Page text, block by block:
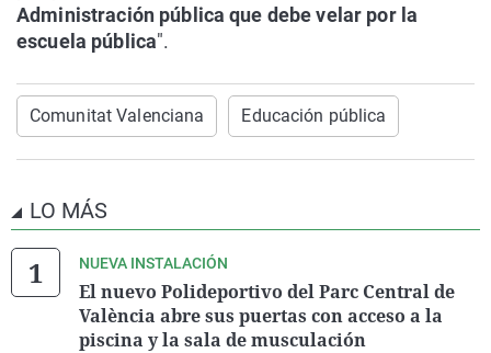
Administración pública que debe velar por la
escuela pública".
Comunitat Valenciana Educación pública
LO MÁS
NUEVA INSTALACIÓN
El nuevo Polideportivo del Parc Central de
València abre sus puertas con acceso a la
piscina y la sala de musculación